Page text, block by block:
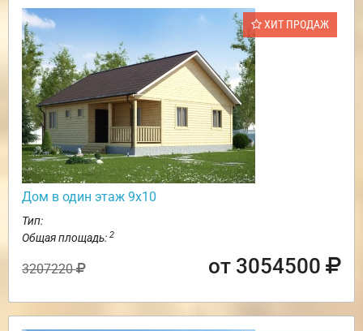
ХИТ ПРОДАЖ
Дом в один этаж 9х10
Тип:
Общая площадь: 2
3207220 от 3054500